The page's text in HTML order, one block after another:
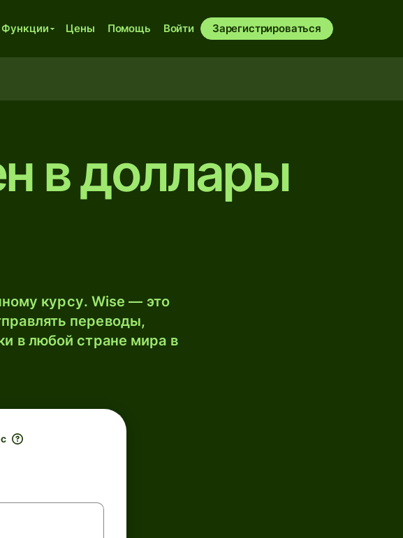
Функции Цены Помощь Войти Зарегистрироваться
в доллары
курсу. Wise — это
переводы,
в любой стране мира в